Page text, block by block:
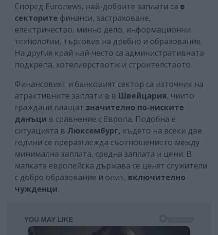
Според Euronews, най-добрите заплати са в
секторите финанси, застраховане,
електричество, минно дело, информационни
технологии, търговия на дребно и образование.
На другия край най-често са административната
подкрепа, хотелиерствотж и строителството.
Финансовият и банковият сектор са източник на
атрактивните заплати в в Швейцария, чиито
граждани плащат значително по-ниските
данъци в сравнение с Европа. Подобна е
ситуацията в Люксембург, където на всеки две
години се преразглежда съотношението между
минимална заплата, средна заплата и цени. В
малката европейска държава се ценят служители
с добро образование и опит, включително
чужденци.